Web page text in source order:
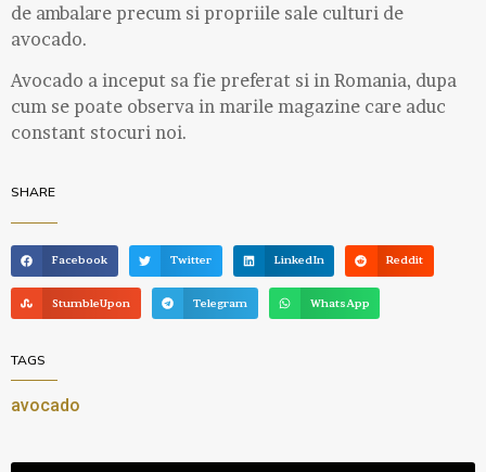
de ambalare precum si propriile sale culturi de
avocado.
Avocado a inceput sa fie preferat si in Romania, dupa
cum se poate observa in marile magazine care aduc
constant stocuri noi.
SHARE
Facebook Twitter LinkedIn Reddit
StumbleUpon Telegram WhatsApp
TAGS
avocado